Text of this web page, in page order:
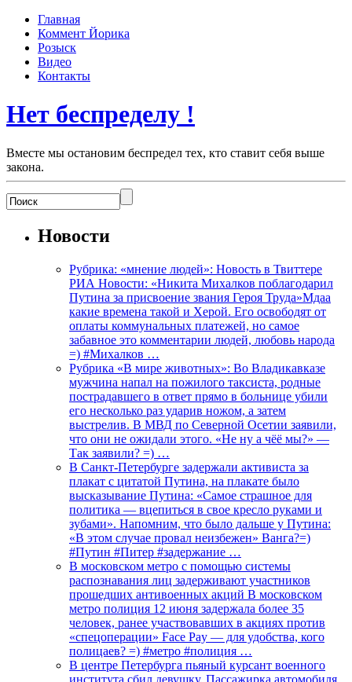
Главная
Коммент Йорика
Розыск
Видео
Контакты
Нет беспределу !
Вместе мы остановим беспредел тех, кто ставит себя выше
закона.
Новости
Рубрика: «мнение людей»: Новость в Твиттере
РИА Новости: «Никита Михалков поблагодарил
Путина за присвоение звания Героя Труда»Мдаа
какие времена такой и Херой. Его освободят от
оплаты коммунальных платежей, но самое
забавное это комментарии людей, любовь народа
=) #Михалков …
Рубрика «В мире животных»: Во Владикавказе
мужчина напал на пожилого таксиста, родные
пострадавшего в ответ прямо в больнице убили
его несколько раз ударив ножом, а затем
выстрелив. В МВД по Северной Осетии заявили,
что они не ожидали этого. «Не ну а чёё мы?» —
Так заявили? =) …
В Санкт-Петербурге задержали активиста за
плакат с цитатой Путина, на плакате было
высказывание Путина: «Самое страшное для
политика — вцепиться в свое кресло руками и
зубами». Напомним, что было дальше у Путина:
«В этом случае провал неизбежен» Ванга?=)
#Путин #Питер #задержание …
В московском метро с помощью системы
распознавания лиц задерживают участников
прошедших антивоенных акций В московском
метро полиция 12 июня задержала более 35
человек, ранее участвовавших в акциях против
«спецоперации» Face Pay — для удобства, кого
полицаев? =) #метро #полиция …
В центре Петербурга пьяный курсант военного
института сбил девушку. Пассажирка автомобиля